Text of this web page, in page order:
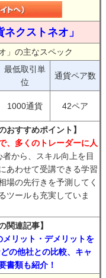
クストネオ」
」の主なスペック
最低取引単
位
通貨ペア数
1000通貨 42ペア
おすすめポイント】
、多くのトレーダーに人
から、スキル向上を目
あわせて受講できる学習
場の先行きを予測してく
ツールも充実していま
関連記事】
リット・デメリットを
の他社との比較、キャ
書類も紹介！